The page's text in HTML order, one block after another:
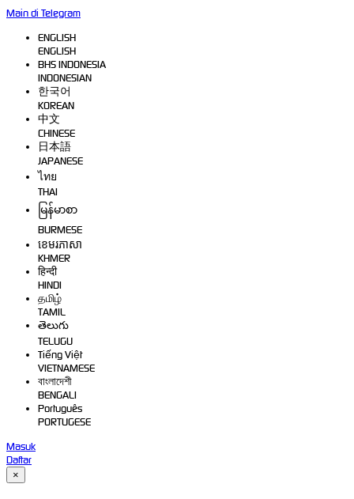
Main di Telegram
ENGLISH
ENGLISH
BHS INDONESIA
INDONESIAN
한국어
KOREAN
中文
CHINESE
日本語
JAPANESE
ไทย
THAI
မြန်မာစာ
BURMESE
ខេមរភាសា
KHMER
हिन्दी
HINDI
தமிழ்
TAMIL
తెలుగు
TELUGU
Tiếng Việt
VIETNAMESE
বাংলাদেশী
BENGALI
Português
PORTUGESE
Masuk
Daftar
×